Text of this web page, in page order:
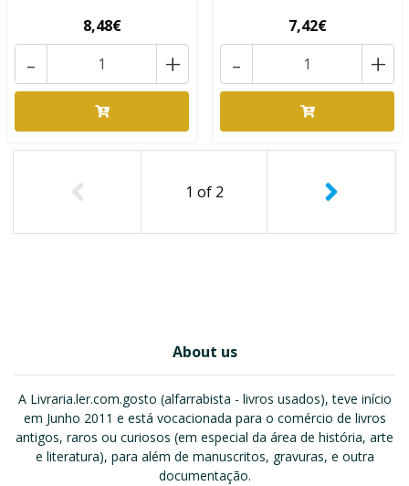
8,48€
+
-
7,42€
+
-
1 of 2
About us
A Livraria.ler.com.gosto (alfarrabista - livros usados), teve início
em Junho 2011 e está vocacionada para o comércio de livros
antigos, raros ou curiosos (em especial da área de história, arte
e literatura), para além de manuscritos, gravuras, e outra
documentação.